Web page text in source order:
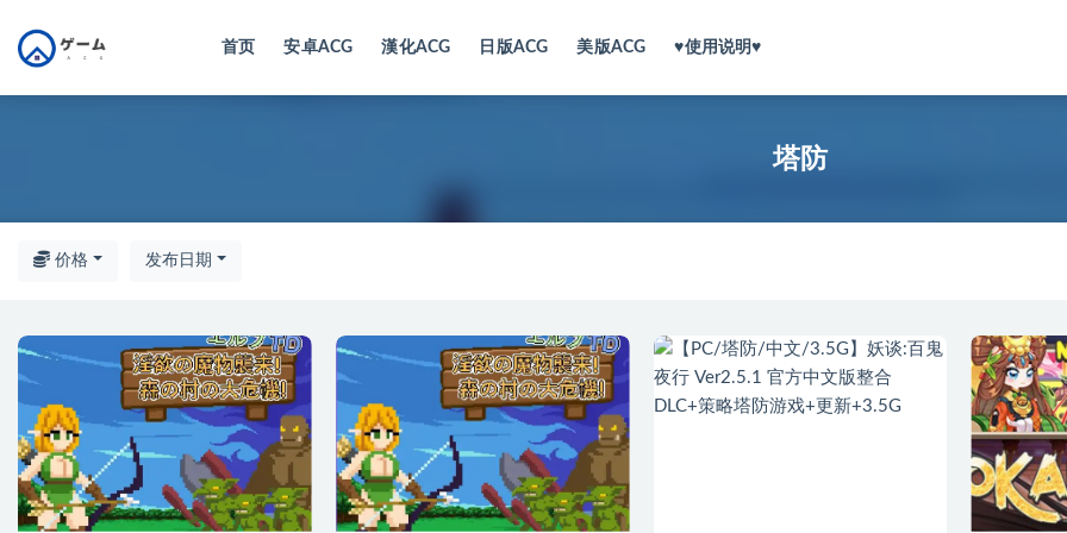
首页 安卓ACG 漢化ACG 日版ACG 美版ACG ♥使用说明♥
塔防
价格 发布日期